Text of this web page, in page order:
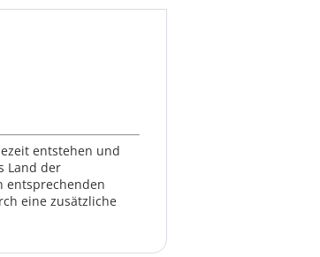
entstehen und
Land der
entsprechenden
eine zusätzliche